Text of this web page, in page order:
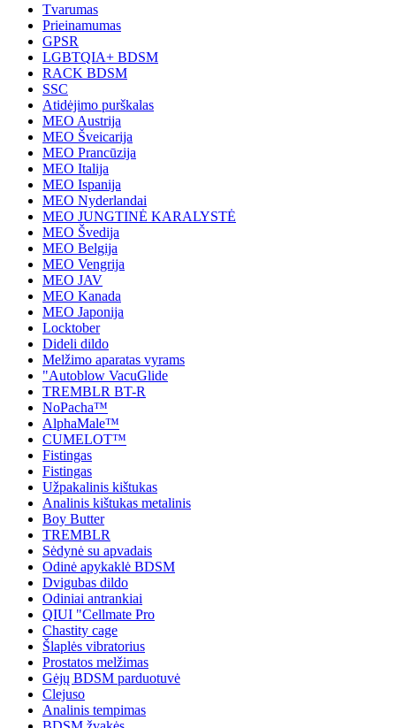
Tvarumas
Prieinamumas
GPSR
LGBTQIA+ BDSM
RACK BDSM
SSC
Atidėjimo purškalas
MEO Austrija
MEO Šveicarija
MEO Prancūzija
MEO Italija
MEO Ispanija
MEO Nyderlandai
MEO JUNGTINĖ KARALYSTĖ
MEO Švedija
MEO Belgija
MEO Vengrija
MEO JAV
MEO Kanada
MEO Japonija
Locktober
Dideli dildo
Melžimo aparatas vyrams
"Autoblow VacuGlide
TREMBLR BT-R
NoPacha™
AlphaMale™
CUMELOT™
Fistingas
Fistingas
Užpakalinis kištukas
Analinis kištukas metalinis
Boy Butter
TREMBLR
Sėdynė su apvadais
Odinė apykaklė BDSM
Dvigubas dildo
Odiniai antrankiai
QIUI "Cellmate Pro
Chastity cage
Šlaplės vibratorius
Prostatos melžimas
Gėjų BDSM parduotuvė
Clejuso
Analinis tempimas